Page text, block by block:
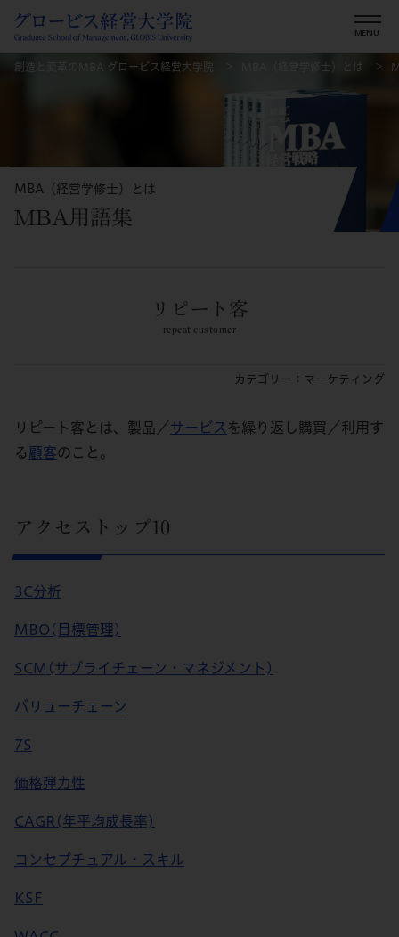
創造と変革のMBA グロービス経営大学院 MBA（経営学修士）とは
MBA（経営学修士）とは
MBA用語集
カテゴリー：マーケティング
リピート客
repeat customer
リピート客とは、製品／ サービス を繰り返し購買／利用す
る 顧客のこと。
アクセストップ10
3C分析
MBO(目標管理)
SCM(サプライチェーン・マネジメント)
バリューチェーン
7S
価格弾力性
CAGR(年平均成長率)
コンセプチュアル・スキル
KSF